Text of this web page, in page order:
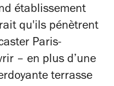
établissement
qu'ils pénètrent
Paris-
– en plus d’une
terrasse